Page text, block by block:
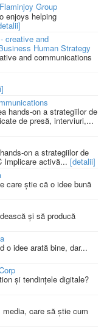
Group
enjoys helping
creative and
Human Strategy
and communications
hands-on a strategiilor de
de presă, interviuri,...
on a strategiilor de
Implicare activă... [detalii]
care știe că o idee bună
și să producă
o idee arată bine, dar...
și tendințele digitale?
care să știe cum